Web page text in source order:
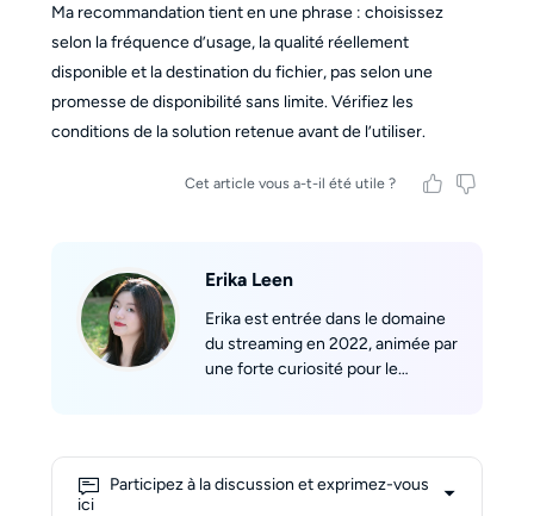
Ma recommandation tient en une phrase : choisissez
selon la fréquence d’usage, la qualité réellement
disponible et la destination du fichier, pas selon une
promesse de disponibilité sans limite. Vérifiez les
conditions de la solution retenue avant de l’utiliser.
Cet article vous a-t-il été utile ?
Erika Leen
Erika est entrée dans le domaine
du streaming en 2022, animée par
une forte curiosité pour le
formats tels que m3u8 et mpd,
Participez à la discussion et exprimez-vous
ici